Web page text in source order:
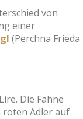
von
einer
(Perchna Frieda
Die Fahne
roten Adler auf